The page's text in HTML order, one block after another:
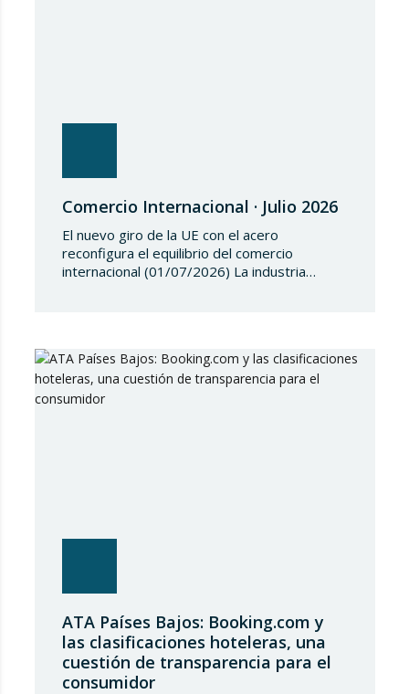
Comercio Internacional · Julio 2026
El nuevo giro de la UE con el acero
reconfigura el equilibrio del comercio
internacional (01/07/2026) La industria
Europea ha modificado las condiciones de
entrada de acero, estableciendo un
contingente arancelario de…
ATA Países Bajos: Booking.com y
las clasificaciones hoteleras, una
cuestión de transparencia para el
consumidor